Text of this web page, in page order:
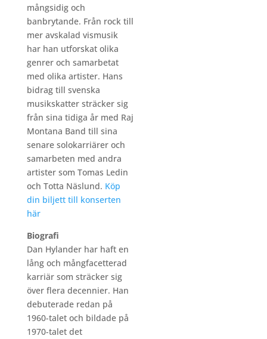
mångsidig och
banbrytande. Från rock till
mer avskalad vismusik
har han utforskat olika
genrer och samarbetat
med olika artister. Hans
bidrag till svenska
musikskatter sträcker sig
från sina tidiga år med Raj
Montana Band till sina
senare solokarriärer och
samarbeten med andra
artister som Tomas Ledin
och Totta Näslund. Köp
din biljett till konserten
här
Biografi
Dan Hylander har haft en
lång och mångfacetterad
karriär som sträcker sig
över flera decennier. Han
debuterade redan på
1960-talet och bildade på
1970-talet det